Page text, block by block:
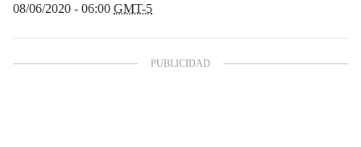
08/06/2020 - 06:00 GMT-5